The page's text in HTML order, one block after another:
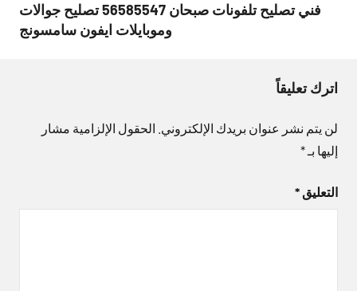
فني تصليح تلفونات صبحان 56585547 تصليح جوالات
وموبايلات ايفون سامسونج
اترك تعليقاً
لن يتم نشر عنوان بريدك الإلكتروني. الحقول الإلزامية مشار
إليها بـ*
التعليق *